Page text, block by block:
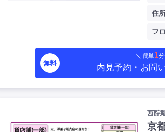
住所
フ
無料
＼ 簡単1
内見予約・お問
西院
京